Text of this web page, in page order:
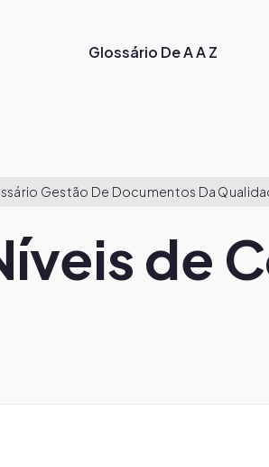
Glossário De A A Z
Gestão De Documentos Da
de